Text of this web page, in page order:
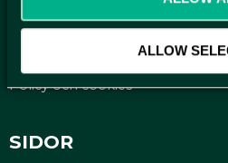
ALLOW
Mina sidor
Reklamationer
Policy och cookies
SIDOR